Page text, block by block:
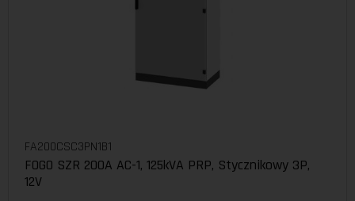
FA200CSC3PN1B1
FOGO SZR 200A AC-1, 125kVA PRP, Stycznikowy 3P,
12V